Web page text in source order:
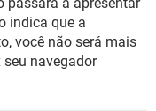
indica que a
você não será mais
navegador